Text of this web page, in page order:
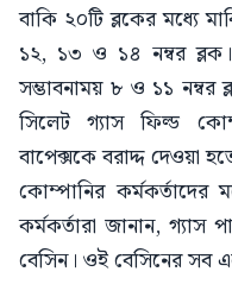
বাকি ২০টি ব্লকের মধ্যে
১২, ১৩ ও ১৪ নম্বর
সম্ভাবনাময় ৮ ও ১১ নম্বর
সিলেট গ্যাস ফিল্ড
বাপেক্সকে বরাদ্দ দেওয়া
কোম্পানির কর্মকর্তাদের
কর্মকর্তারা জানান, গ্যাস
বেসিন। ওই বেসিনের সব